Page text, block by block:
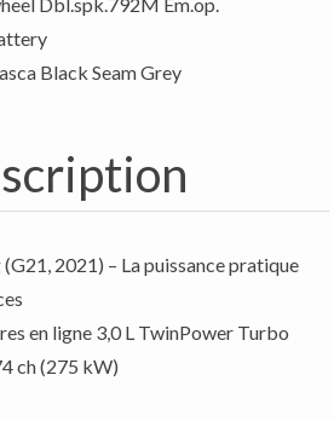
Black Seam Grey
2021) – La puissance pratique
en ligne 3,0 L TwinPower Turbo
ch (275 kW)